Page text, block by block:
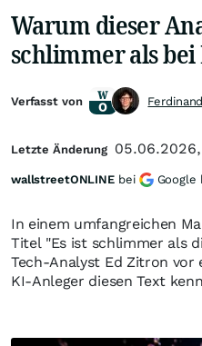
Warum dieser
schlimmer als
In einem umfangreichen
Titel "Es ist schlimmer als
Tech-Analyst Ed Zitron vor
KI-Anleger diesen Text
Verfasst von
Letzte Änderung
wallstreetONLINE bei Google